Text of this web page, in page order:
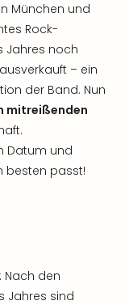
München und
Rock-
Jahres noch
– ein
der Band. Nun
mitreißenden
Datum und
besten passt!
Nach den
Jahres sind